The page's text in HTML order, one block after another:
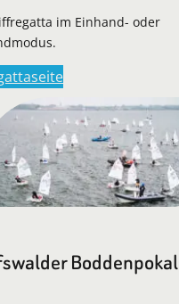
im Einhand- oder
Boddenpokal